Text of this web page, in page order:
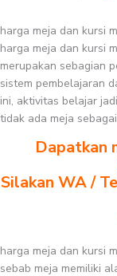
harga meja dan kursi
harga meja dan kursi
merupakan sebagian
sistem pembelajaran
ini, aktivitas belajar
tidak ada meja
Dapatkan
Silakan WA /
harga meja dan kursi
sebab meja memiliki